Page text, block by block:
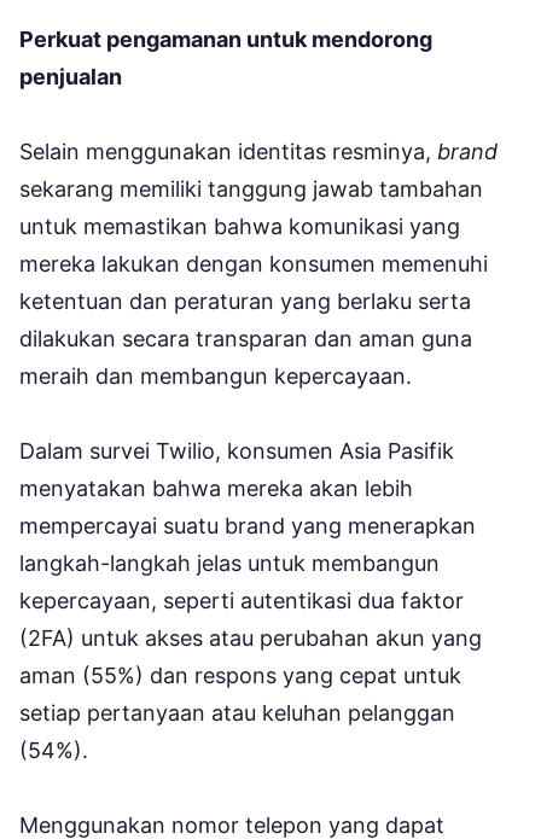
Perkuat pengamanan untuk mendorong
penjualan
Selain menggunakan identitas resminya, brand
sekarang memiliki tanggung jawab tambahan
untuk memastikan bahwa komunikasi yang
mereka lakukan dengan konsumen memenuhi
ketentuan dan peraturan yang berlaku serta
dilakukan secara transparan dan aman guna
meraih dan membangun kepercayaan.
Dalam survei Twilio, konsumen Asia Pasifik
menyatakan bahwa mereka akan lebih
mempercayai suatu brand yang menerapkan
langkah-langkah jelas untuk membangun
kepercayaan, seperti autentikasi dua faktor
(2FA) untuk akses atau perubahan akun yang
aman (55%) dan respons yang cepat untuk
setiap pertanyaan atau keluhan pelanggan
(54%).
Menggunakan nomor telepon yang dapat